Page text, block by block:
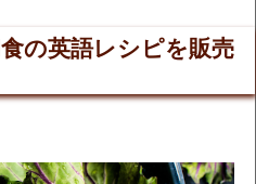
の英語レシピを販売